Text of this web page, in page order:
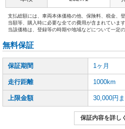
支払総額には、車両本体価格の他、保険料、税金、
当額等、購入時に必要な全ての費用が含まれています
当該価格は、登録等の時期や地域などについて一定
無料保証
保証期間 1ヶ月
走行距離 1000km
上限金額 30,000円
保証内容を詳し